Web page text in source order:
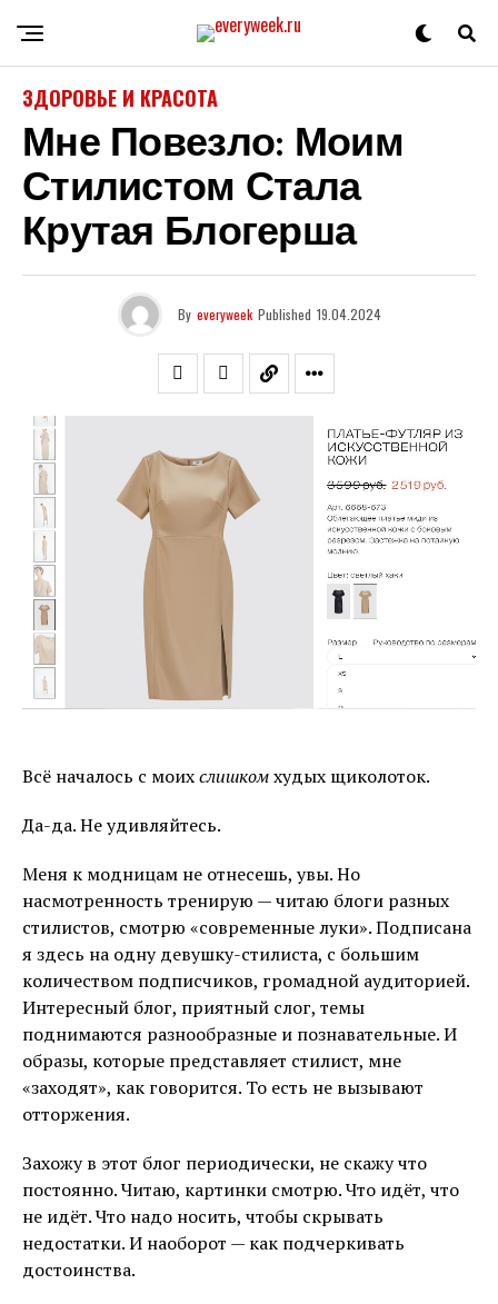
ЗДОРОВЬЕ И КРАСОТА
Мне Повезло: Моим
Стилистом Стала
Крутая Блогерша
By everyweek Published 19.04.2024
Всё началось с моихслишкомхудых щиколоток.
Да-да. Не удивляйтесь.
Меня к модницам не отнесешь, увы. Но
насмотренность тренирую — читаю блоги разных
стилистов, смотрю «современные луки». Подписана
я здесь на одну девушку-стилиста, с большим
количеством подписчиков, громадной аудиторией.
Интересный блог, приятный слог, темы
поднимаются разнообразные и познавательные. И
образы, которые представляет стилист, мне
«заходят», как говорится. То есть не вызывают
отторжения.
Захожу в этот блог периодически, не скажу что
постоянно. Читаю, картинки смотрю. Что идёт, что
не идёт. Что надо носить, чтобы скрывать
недостатки. И наоборот — как подчеркивать
достоинства.